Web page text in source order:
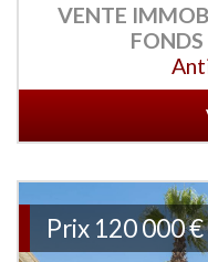
VENTE
Prix 120 000 €